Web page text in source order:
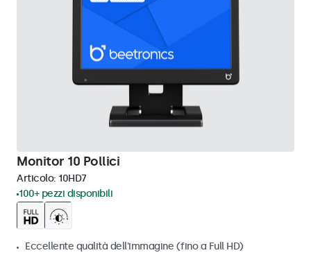
Monitor 10 Pollici
Articolo: 10HD7
100+ pezzi disponibili
Eccellente qualità dell'immagine (fino a Full HD)